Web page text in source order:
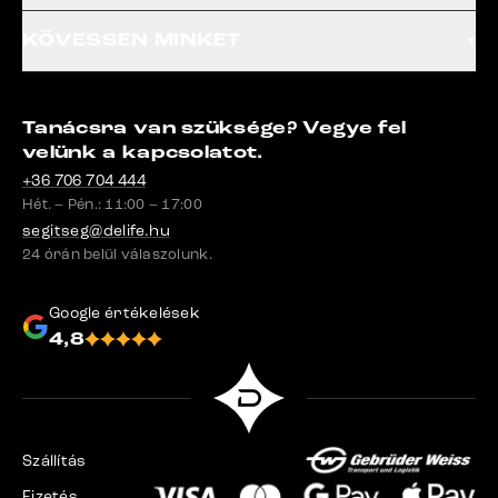
Tanácsra van szüksége? Vegye fel
velünk a kapcsolatot.
+36 706 704 444
Hét. – Pén.: 11:00 – 17:00
segitseg@delife.hu
24 órán belül válaszolunk.
Google értékelések
4,8
Szállítás